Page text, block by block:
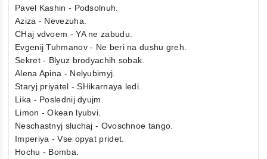
Pavel Kashin - Podsolnuh.
Aziza - Nevezuha.
CHaj vdvoem - YA ne zabudu.
Evgenij Tuhmanov - Ne beri na dushu greh.
Sekret - Blyuz brodyachih sobak.
Alena Apina - Nelyubimyj.
Staryj priyatel - SHikarnaya ledi.
Lika - Poslednij dyujm.
Limon - Okean lyubvi.
Neschastnyj sluchaj - Ovoschnoe tango.
Imperiya - Vse opyat pridet.
Hochu - Bomba.